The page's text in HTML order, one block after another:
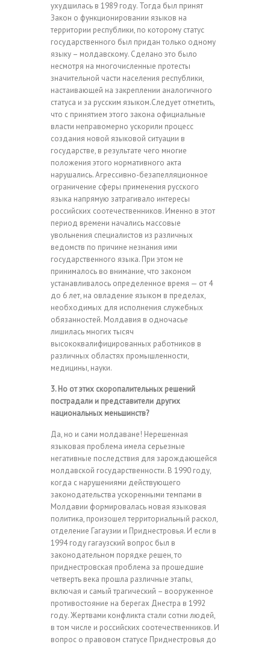
ухудшилась в 1989 году. Тогда был принят
Закон о функционировании языков на
территории республики, по которому статус
государственного был придан только одному
языку – молдавскому. Сделано это было
несмотря на многочисленные протесты
значительной части населения республики,
настаивающей на закреплении аналогичного
статуса и за русским языком.Следует отметить,
что с принятием этого закона официальные
власти неправомерно ускорили процесс
создания новой языковой ситуации в
государстве, в результате чего многие
положения этого нормативного акта
нарушались. Агрессивно-безапелляционное
ограничение сферы применения русского
языка напрямую затрагивало интересы
российских соотечественников. Именно в этот
период времени начались массовые
увольнения специалистов из различных
ведомств по причине незнания ими
государственного языка. При этом не
принималось во внимание, что законом
устанавливалось определенное время — от 4
до 6 лет, на овладение языком в пределах,
необходимых для исполнения служебных
обязанностей. Молдавия в одночасье
лишилась многих тысяч
высококвалифицированных работников в
различных областях промышленности,
медицины, науки.
3. Но от этих скоропалительных решений
пострадали и представители других
национальных меньшинств?
Да, но и сами молдаване! Нерешенная
языковая проблема имела серьезные
негативные последствия для зарождающейся
молдавской государственности. В 1990 году,
когда с нарушениями действующего
законодательства ускоренными темпами в
Молдавии формировалась новая языковая
политика, произошел территориальный раскол,
отделение Гагаузии и Приднестровья. И если в
1994 году гагаузский вопрос был в
законодательном порядке решен, то
приднестровская проблема за прошедшие
четверть века прошла различные этапы,
включая и самый трагический – вооруженное
противостояние на берегах Днестра в 1992
году. Жертвами конфликта стали сотни людей,
в том числе и российских соотечественников. И
вопрос о правовом статусе Приднестровья до